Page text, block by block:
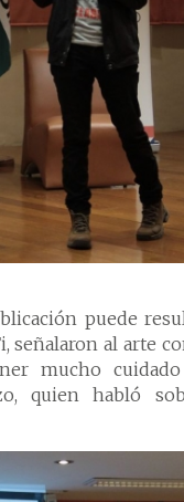
puede
señalaron al arte
mucho
quien habló